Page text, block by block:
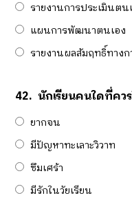
รายงานการประเมินตน
แผนการพัฒนาตนเอง
รายงานผลสัมฤทธิ์ทางก
42. นักเรียนคนใดที่คว
ยากจน
มีปัญหาทะเลาะวิวาท
ซึมเศร้า
มีรักในวัยเรียน